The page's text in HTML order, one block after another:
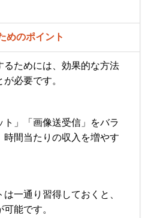
めのポイント
るためには、効果的な方法
必要です。
」「画像送受信」をバラ
時間当たりの収入を増やす
一通り習得しておくと、
能です。